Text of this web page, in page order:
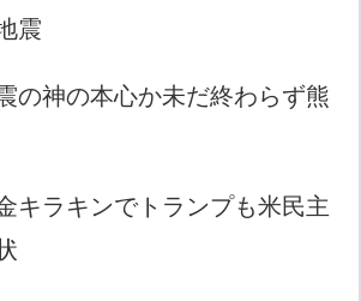
震
の神の本心か未だ終わらず熊
キラキンでトランプも米民主